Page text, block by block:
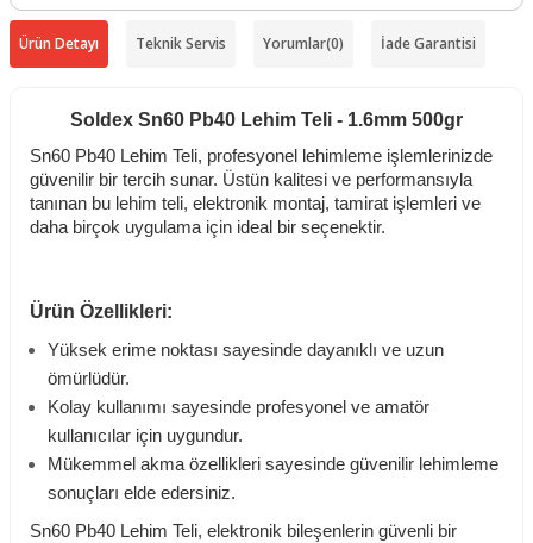
Ürün Detayı Teknik Servis Yorumlar(0) İade Garantisi
Soldex Sn60 Pb40 Lehim Teli - 1.6mm 500gr
Sn60 Pb40 Lehim Teli, profesyonel lehimleme işlemlerinizde
güvenilir bir tercih sunar. Üstün kalitesi ve performansıyla
tanınan bu lehim teli, elektronik montaj, tamirat işlemleri ve
daha birçok uygulama için ideal bir seçenektir.
Ürün Özellikleri:
Yüksek erime noktası sayesinde dayanıklı ve uzun
ömürlüdür.
Kolay kullanımı sayesinde profesyonel ve amatör
kullanıcılar için uygundur.
Mükemmel akma özellikleri sayesinde güvenilir lehimleme
sonuçları elde edersiniz.
Sn60 Pb40 Lehim Teli, elektronik bileşenlerin güvenli bir